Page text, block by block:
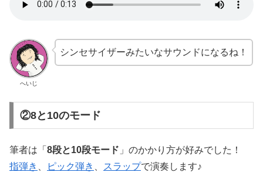
へいじ
シンセサイザーみたいなサウンドになるね！
②8と10のモード
筆者は「 8段と10段モード 」のかかり方が好みでした！
指弾き
ピック弾き スラップで演奏します♪